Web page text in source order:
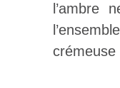
l’ambre
crémeuse